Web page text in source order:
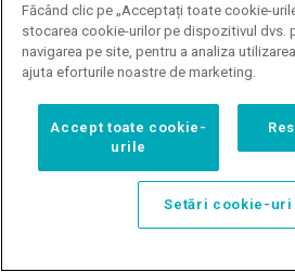
veniturile din 2024) si
cuvenit pentru 2024,
sanatate si pentru
integralitatea lui sau
Ca sa fiu asigurat la
integralitatea lui si in
2026, trebuie sa bifez
platesc o suma
pana pe 25 mai 2026?
-
Făcând clic pe „Acceptați toate cookie-
stocarea cookie-urilor pe dispozitivul dvs.
navigarea pe site, pentru a analiza
ajuta eforturile noastre de marketing.
Accept toate cookie-
urile
Setări cookie-uri